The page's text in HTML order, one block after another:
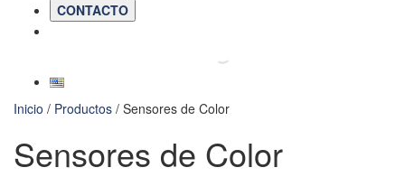
CONTACTO
Inicio / Productos / Sensores de Color
Sensores de Color